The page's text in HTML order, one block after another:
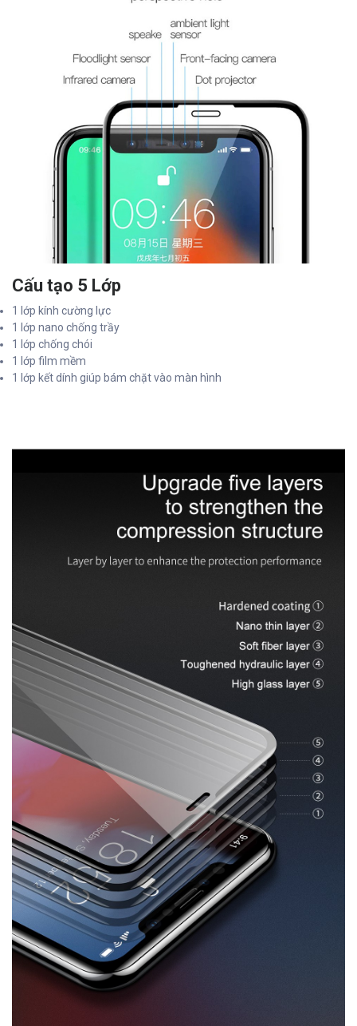
Cấu tạo 5 Lớp
1 lớp kính cường lực
1 lớp nano chống trầy
1 lớp chống chói
1 lớp film mềm
1 lớp kết dính giúp bám chặt vào màn hình